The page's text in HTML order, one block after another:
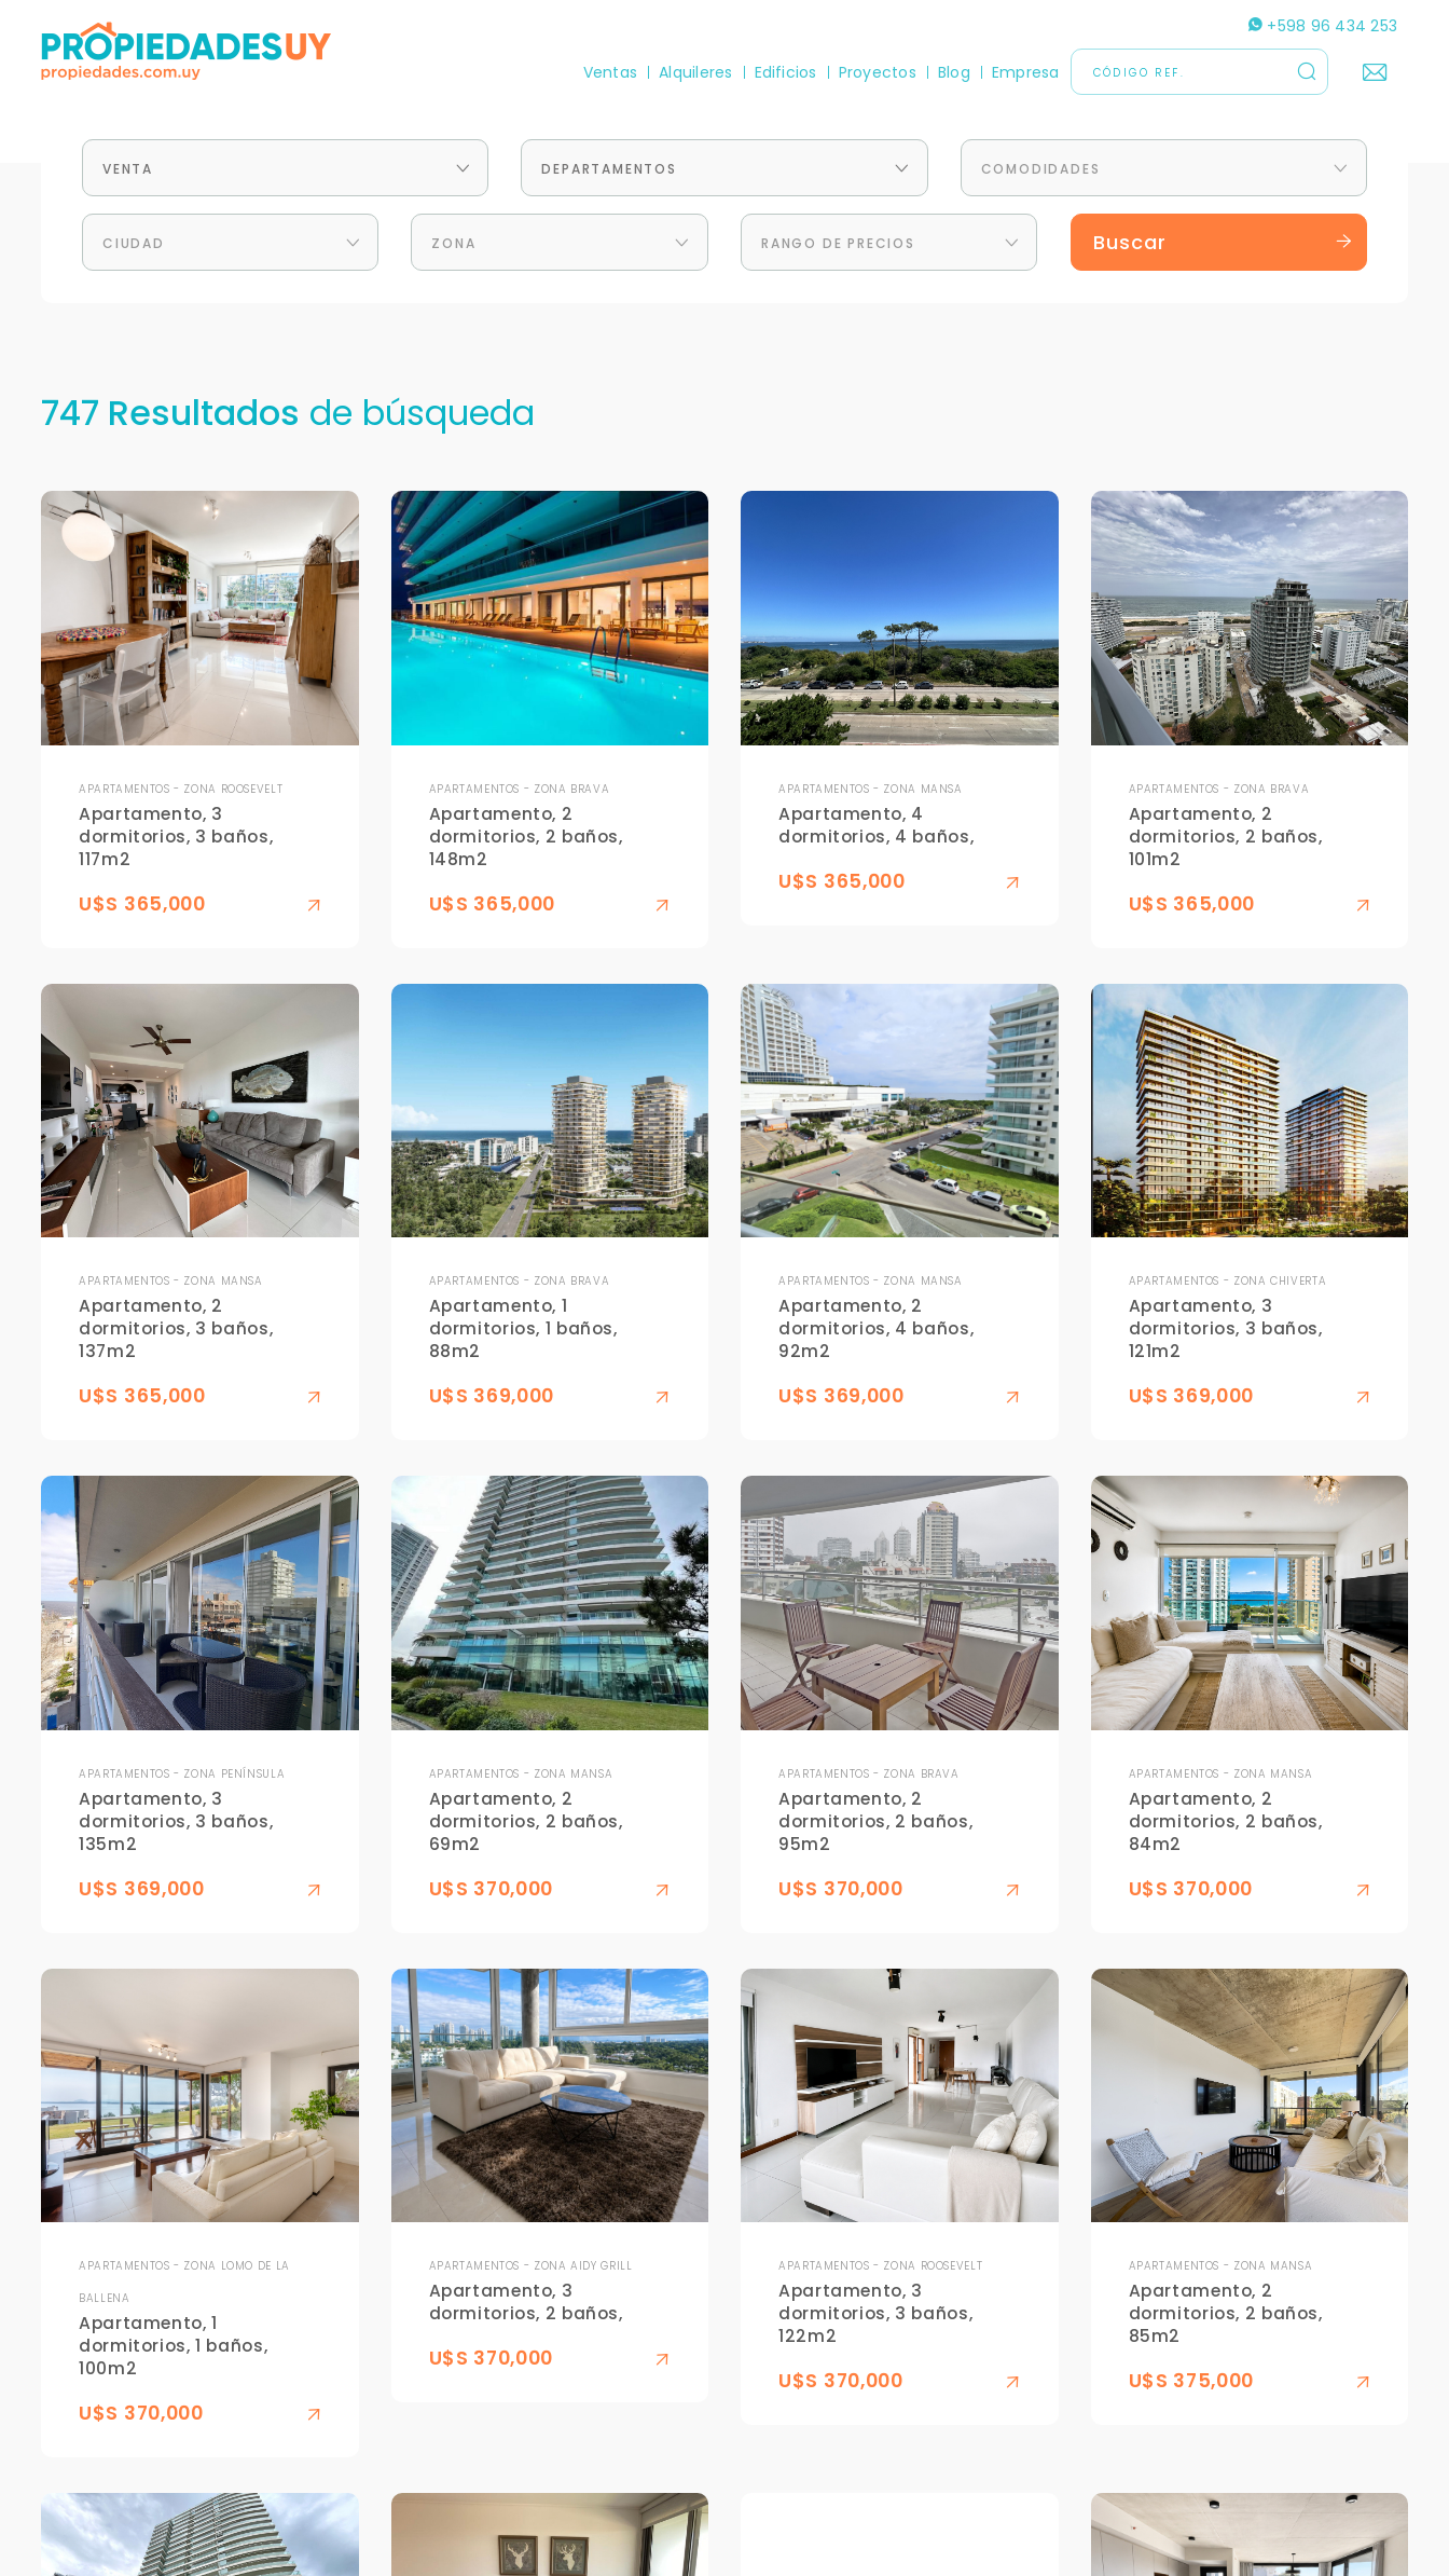
+598 96 434 253
Ventas Alquileres Edificios Proyectos Blog Empresa
VENTA DEPARTAMENTOS COMODIDADES
CIUDAD ZONA RANGO DE PRECIOS Buscar
747 Resultados de búsqueda
APARTAMENTOS - ZONA ROOSEVELT
Apartamento, 3
dormitorios, 3 baños,
117m2
U$S 365,000
APARTAMENTOS - ZONA BRAVA
Apartamento, 2
dormitorios, 2 baños,
148m2
U$S 365,000
APARTAMENTOS - ZONA MANSA
Apartamento, 4
dormitorios, 4 baños,
U$S 365,000
APARTAMENTOS - ZONA BRAVA
Apartamento, 2
dormitorios, 2 baños,
101m2
U$S 365,000
APARTAMENTOS - ZONA MANSA
Apartamento, 2
dormitorios, 3 baños,
137m2
U$S 365,000
APARTAMENTOS - ZONA BRAVA
Apartamento, 1
dormitorios, 1 baños,
88m2
U$S 369,000
APARTAMENTOS - ZONA MANSA
Apartamento, 2
dormitorios, 4 baños,
92m2
U$S 369,000
APARTAMENTOS - ZONA CHIVERTA
Apartamento, 3
dormitorios, 3 baños,
121m2
U$S 369,000
APARTAMENTOS - ZONA PENÍNSULA
Apartamento, 3
dormitorios, 3 baños,
135m2
U$S 369,000
APARTAMENTOS - ZONA MANSA
Apartamento, 2
dormitorios, 2 baños,
69m2
U$S 370,000
APARTAMENTOS - ZONA BRAVA
Apartamento, 2
dormitorios, 2 baños,
95m2
U$S 370,000
APARTAMENTOS - ZONA MANSA
Apartamento, 2
dormitorios, 2 baños,
84m2
U$S 370,000
APARTAMENTOS - ZONA LOMO DE LA
BALLENA
Apartamento, 1
dormitorios, 1 baños,
100m2
U$S 370,000
APARTAMENTOS - ZONA AIDY GRILL
Apartamento, 3
dormitorios, 2 baños,
U$S 370,000
APARTAMENTOS - ZONA ROOSEVELT
Apartamento, 3
dormitorios, 3 baños,
122m2
U$S 370,000
APARTAMENTOS - ZONA MANSA
Apartamento, 2
dormitorios, 2 baños,
85m2
U$S 375,000
Para responderte
mejor y más rápido
Déjanos tus datos para identificar tu consulta en el sistema de gestión de
No compartimos tu información
ni enviamos spam.